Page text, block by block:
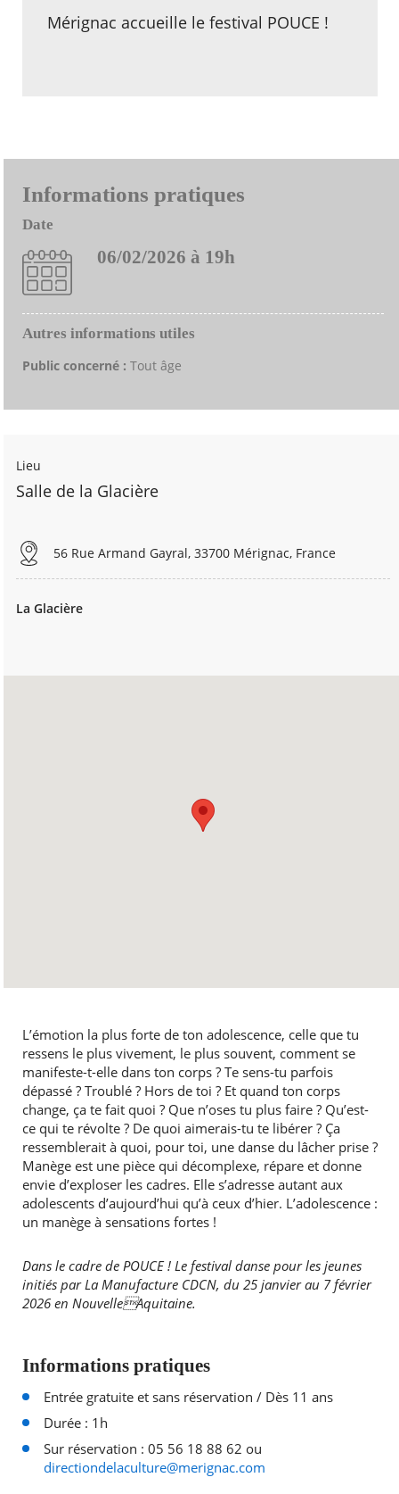
Mérignac accueille le festival POUCE !
Informations pratiques
Date
06/02/2026 à 19h
Autres informations utiles
Public concerné : Tout âge
Lieu
Salle de la Glacière
56 Rue Armand Gayral, 33700 Mérignac, France
La Glacière
L’émotion la plus forte de ton adolescence, celle que tu
ressens le plus vivement, le plus souvent, comment se
manifeste-t-elle dans ton corps ? Te sens-tu parfois
dépassé ? Troublé ? Hors de toi ? Et quand ton corps
change, ça te fait quoi ? Que n’oses tu plus faire ? Qu’est-
ce qui te révolte ? De quoi aimerais-tu te libérer ? Ça
ressemblerait à quoi, pour toi, une danse du lâcher prise ?
Manège est une pièce qui décomplexe, répare et donne
envie d’exploser les cadres. Elle s’adresse autant aux
adolescents d’aujourd’hui qu’à ceux d’hier. L’adolescence :
un manège à sensations fortes !
Dans le cadre de POUCE ! Le festival danse pour les jeunes
initiés par La Manufacture CDCN, du 25 janvier au 7 février
2026 en NouvelleAquitaine.
Informations pratiques
Entrée gratuite et sans réservation / Dès 11 ans
Durée : 1h
Sur réservation : 05 56 18 88 62 ou
directiondelaculture@merignac.com